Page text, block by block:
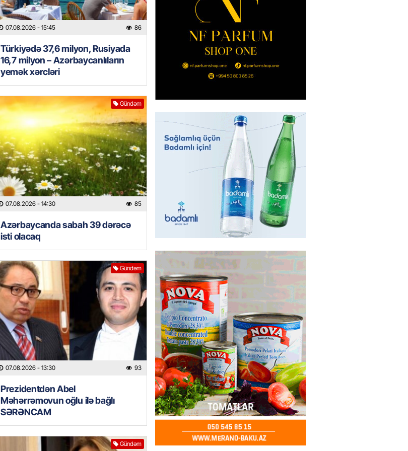
07.08.2026 - 15:45 86
Türkiyədə 37,6 milyon, Rusiyada
16,7 milyon – Azərbaycanlıların
yemək xərcləri
Gündəm
07.08.2026 - 14:30 85
Azərbaycanda sabah 39 dərəcə
isti olacaq
Gündəm
07.08.2026 - 13:30 93
Prezidentdən Abel
Məhərrəmovun oğlu ilə bağlı
SƏRƏNCAM
Gündəm
- 14:00
Mişustin avtomobildə Paşinyana nə
07.08.2026 - 13:45
ilə bağlı SƏRƏNCAM
Prezidentdən Xəzər Fərhadov ilə bağlı
72
ÖZƏL
Azərbaycanda Media və Yayım Şurası
- 13:00 74
GÜNDƏM
Aytən Abdullayevaya yüksək vəzifə
verildi
07.08.2026- 12:45 90
GÜNDƏM
Paşinyan İssık-Kul gölündən gəzinti
videosunu paylaşıb
07.08.2026- 12:30 68
HADISƏ
Sabunçu rayonunda 70 min manat
dəyərində elektrik naqilləri oğurlayan
şəxs saxlanılıb